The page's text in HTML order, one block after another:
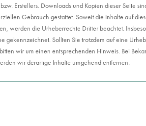
Erstellers. Downloads und Kopien dieser Seite
Gebrauch gestattet. Soweit die Inhalte auf
werden die Urheberrechte Dritter beachtet.
gekennzeichnet. Sollten Sie trotzdem auf eine
wir um einen entsprechenden Hinweis. Bei
wir derartige Inhalte umgehend entfernen.